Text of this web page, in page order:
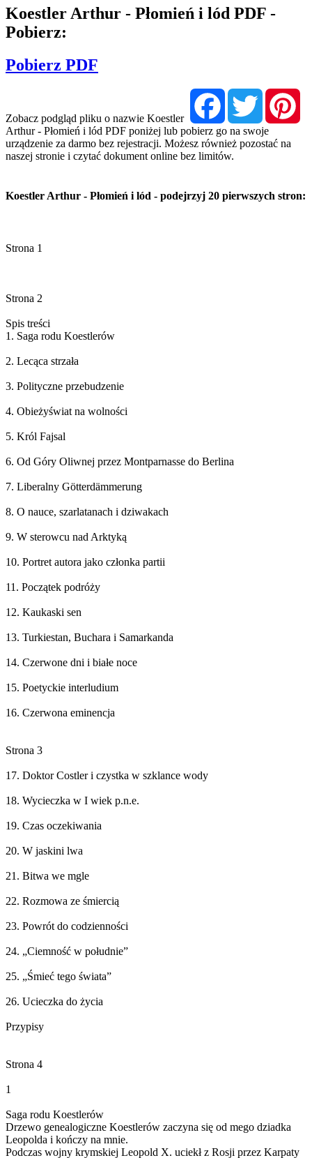
Koestler Arthur - Płomień i lód PDF -
Pobierz:
Pobierz PDF
FacebookTwitter
Zobacz podgląd pliku o nazwie Koestler
Arthur - Płomień i lód PDF poniżej lub pobierz go na swoje
urządzenie za darmo bez rejestracji. Możesz również pozostać na
naszej stronie i czytać dokument online bez limitów.
Koestler Arthur - Płomień i lód - podejrzyj 20 pierwszych stron: